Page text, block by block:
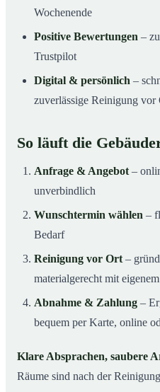
Wochenende
Positive Bewertungen –
Trustpilot
Digital & persönlich –
zuverlässige Reinigung vor
So läuft die
Anfrage & Angebot –
unverbindlich
Wunschtermin wählen –
Bedarf
Reinigung vor Ort –
materialgerecht mit
Abnahme & Zahlung –
bequem per Karte, online
Klare Absprachen, saubere
Räume sind nach der